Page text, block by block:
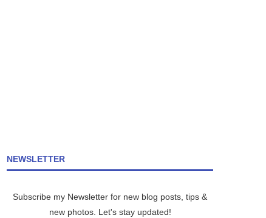
NEWSLETTER
Subscribe my Newsletter for new blog posts, tips &
new photos. Let's stay updated!